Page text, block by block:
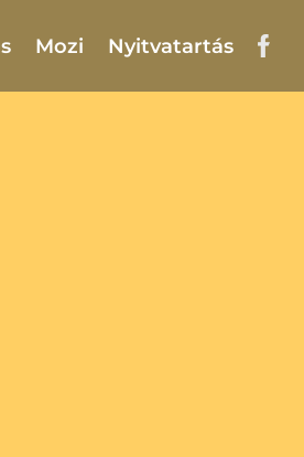
Mozi Nyitvatartás